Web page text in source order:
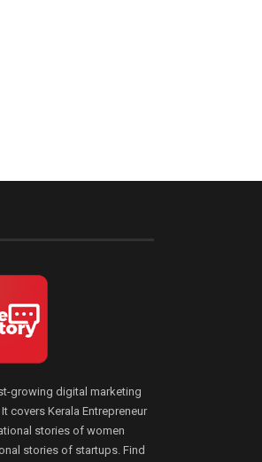
growing digital marketing
covers Kerala Entrepreneur
stories of women
stories of startups. Find